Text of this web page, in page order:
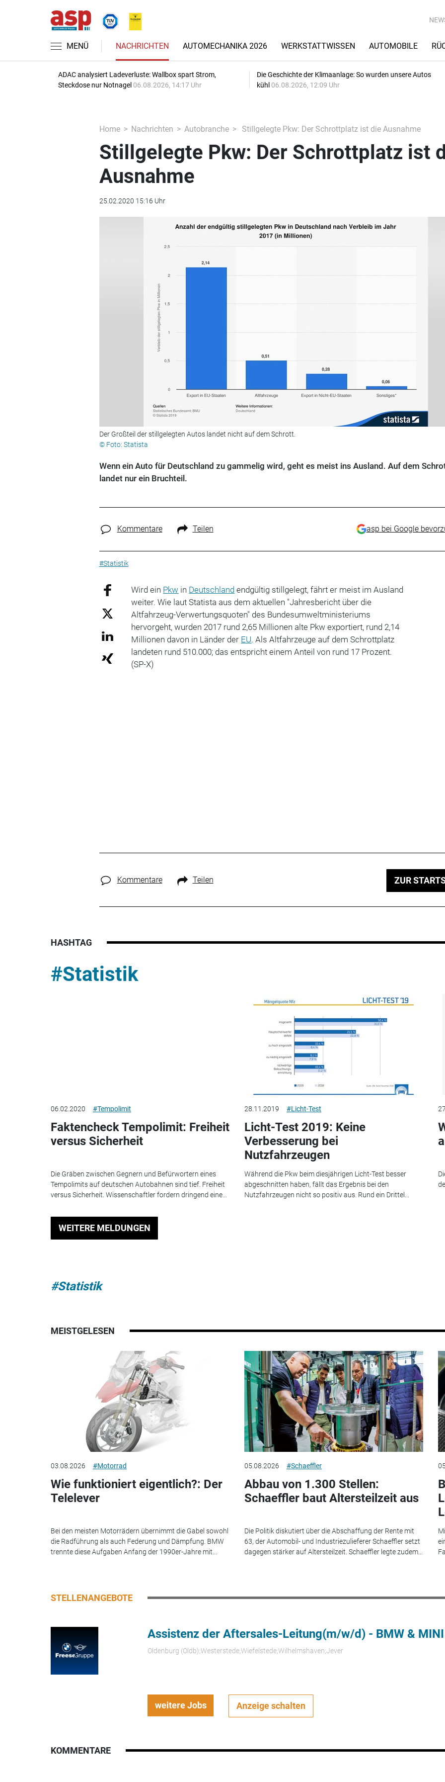
MENÜ NACHRICHTEN AUTOMECHANIKA 2026 WERKSTATTWISSEN AUTOMOBILE
ADAC analysiert Ladeverluste: Wallbox spart Strom,
Steckdose nur Notnagel 06.08.2026, 14:17 Uhr
Die Geschichte der Klimaanlage: So wurden unsere Autos
kühl 06.08.2026, 12:09 Uhr
Home Nachrichten Autobranche Stillgelegte Pkw: Der Schrottplatz ist die Ausnahme
Stillgelegte Pkw: Der Schrottplatz ist
Ausnahme
25.02.2020 15:16 Uhr
Der Großteil der stillgelegten Autos landet nicht auf dem Schrott.
© Foto: Statista
Wenn ein Auto für Deutschland zu gammelig wird, geht es meist ins Ausland. Auf dem
landet nur ein Bruchteil.
Kommentare Teilen asp bei Google
#Statistik
Wird ein Pkw in Deutschland endgültig stillgelegt, fährt er meist im Ausland
weiter. Wie laut Statista aus dem aktuellen "Jahresbericht über die
Altfahrzeug-Verwertungsquoten" des Bundesumweltministeriums
hervorgeht, wurden 2017 rund 2,65 Millionen alte Pkw exportiert, rund 2,14
Millionen davon in Länder der EU. Als Altfahrzeuge auf dem Schrottplatz
landeten rund 510.000; das entspricht einem Anteil von rund 17 Prozent.
(SP-X)
Kommentare Teilen ZUR
HASHTAG
#Statistik
06.02.2020 #Tempolimit
Faktencheck Tempolimit: Freiheit
versus Sicherheit
Die Gräben zwischen Gegnern und Befürwortern eines
Tempolimits auf deutschen Autobahnen sind tief. Freiheit
versus Sicherheit. Wissenschaftler fordern dringend eine...
28.11.2019 #Licht-Test
Licht-Test 2019: Keine
Verbesserung bei
Nutzfahrzeugen
Während die Pkw beim diesjährigen Licht-Test besser
abgeschnitten haben, fällt das Ergebnis bei den
Nutzfahrzeugen nicht so positiv aus. Rund ein Drittel...
WEITERE MELDUNGEN
#Statistik
MEISTGELESEN
03.08.2026 #Motorrad
Wie funktioniert eigentlich?: Der
Telelever
Bei den meisten Motorrädern übernimmt die Gabel sowohl
die Radführung als auch Federung und Dämpfung. BMW
trennte diese Aufgaben Anfang der 1990er-Jahre mit...
05.08.2026 #Schaeffler
Abbau von 1.300 Stellen:
Schaeffler baut Altersteilzeit aus
Die Politik diskutiert über die Abschaffung der Rente mit
63, der Automobil- und Industriezulieferer Schaeffler setzt
dagegen stärker auf Altersteilzeit. Schaeffler legte zudem...
STELLENANGEBOTE
Assistenz der Aftersales-Leitung(m/w/d) - BMW & MINI
Oldenburg (Oldb);Westerstede;Wiefelstede;Wilhelmshaven;Jever
weitere Jobs Anzeige schalten
KOMMENTARE